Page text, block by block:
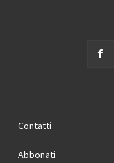
Contatti
Abbonati